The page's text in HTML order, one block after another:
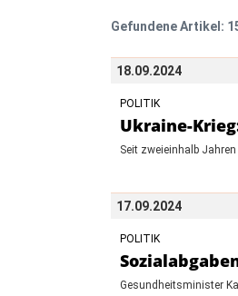
Gefundene Artikel:
18.09.2024
POLITIK
Ukraine-
Seit zweieinhalb
17.09.2024
POLITIK
Gesundheitsminister